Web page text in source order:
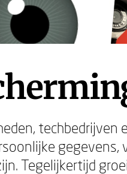
techbedrijven
gegevens,
Tegelijkertijd